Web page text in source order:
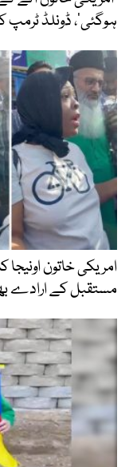
ہوگئی‘، ڈونلڈ ٹرمپ
امریکی خاتون
مستقبل کے ارادے